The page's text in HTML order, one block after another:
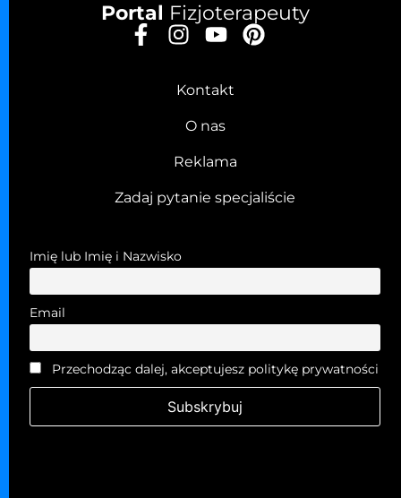
Portal Fizjoterapeuty
Kontakt
O nas
Reklama
Zadaj pytanie specjaliście
Imię lub Imię i Nazwisko
Email
Przechodząc dalej, akceptujesz politykę prywatności